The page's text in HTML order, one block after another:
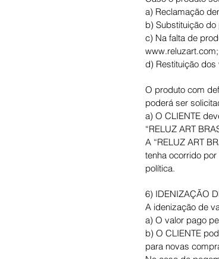
a) Reclamação
b) Substituição
c) Na falta de
www.reluzart.com;
d) Restituição dos
O produto com
poderá ser
a) O CLIENTE
“RELUZ ART
A “RELUZ ART
tenha ocorrido
política.
6) IDENIZAÇÃO
A idenização de
a) O valor pago
b) O CLIENTE
para novas